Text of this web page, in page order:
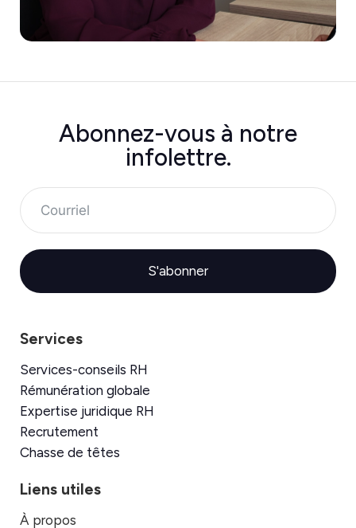
Abonnez-vous à notre
infolettre.
S'abonner
Services
Services-conseils RH
Rémunération globale
Expertise juridique RH
Recrutement
Chasse de têtes
Liens utiles
À propos